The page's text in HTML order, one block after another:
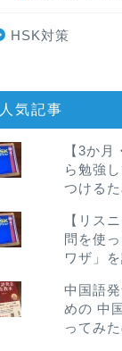
HSK対策
人気記事
【3か
ら勉強
つける
【リス
問を使
ワザ」
中国語
めの 中
ってみ